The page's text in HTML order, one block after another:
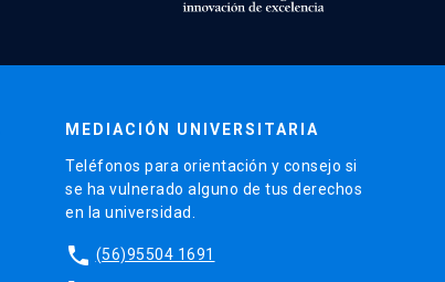
MEDIACIÓN UNIVERSITARIA
Teléfonos para orientación y consejo si
se ha vulnerado alguno de tus derechos
en la universidad.
phone (56)95504 1691